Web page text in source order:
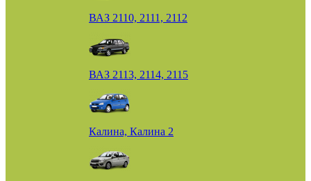
ВАЗ 2110, 2111, 2112
ВАЗ 2113, 2114, 2115
Калина, Калина 2